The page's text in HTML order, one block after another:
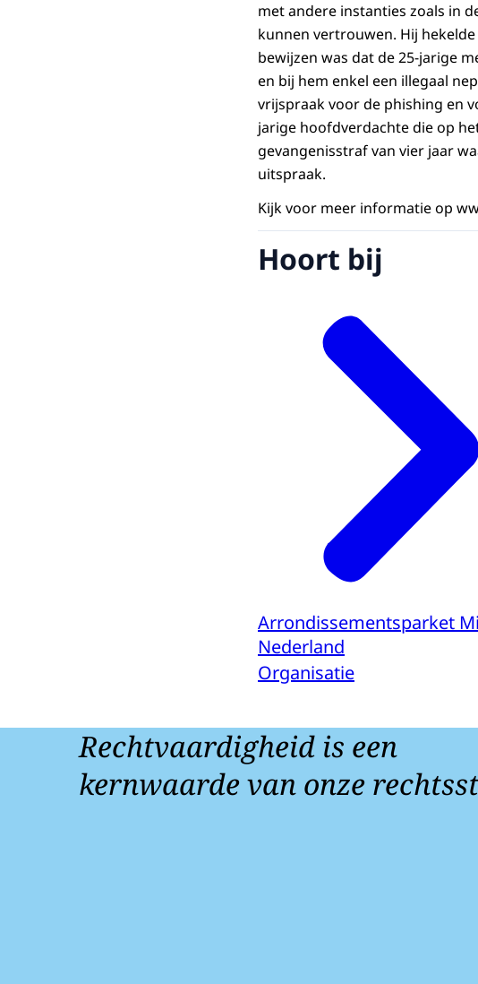
met andere instanties zoals in
kunnen vertrouwen. Hij
bewijzen was dat de 25-jarige
en bij hem enkel een illegaal
vrijspraak voor de phishing en
jarige hoofdverdachte die op
gevangenisstraf van vier jaar
uitspraak.
Kijk voor meer informatie op
Hoort bij
Arrondissementsparket
Nederland
Organisatie
Rechtvaardigheid is een
kernwaarde van onze